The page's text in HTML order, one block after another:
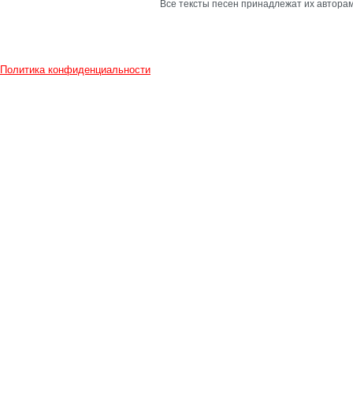
Все тексты песен принадлежат их
Политика конфиденциальности